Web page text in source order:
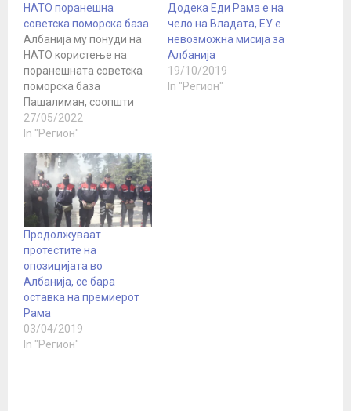
НАТО поранешна
советска поморска база
Албанија му понуди на
НАТО користење на
поранешната советска
поморска база
Пашалиман, соопшти
денеска кабинетот на
албанскиот премиер.
рече дека поморската
база Пашалиман, 180
километри јужно од
Тирана, може да биде
„додадена вредност“ за
Алијансата и дека
Албанија подготвила
проект за нејзина
обнова. „Во овие опасни
времиња,…
27/05/2022
In "Регион"
Додека Еди Рама е на
чело на Владата, ЕУ е
невозможна мисија за
Албанија
19/10/2019
In "Регион"
Продолжуваат
протестите на
опозицијата во
Албанија, се бара
оставка на премиерот
Рама
03/04/2019
In "Регион"